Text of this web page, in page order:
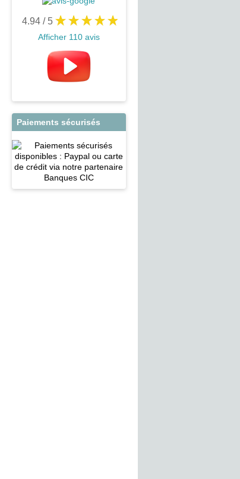
4.94 / 5
Afficher 110 avis
Paiements sécurisés